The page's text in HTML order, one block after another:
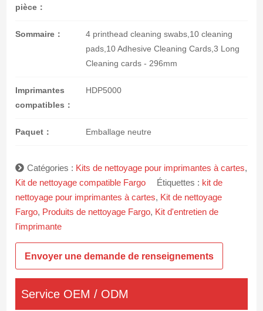
pièce：
Sommaire：
4 printhead cleaning swabs,10 cleaning
pads,10 Adhesive Cleaning Cards,3 Long
Cleaning cards - 296mm
Imprimantes
compatibles：
HDP5000
Paquet： Emballage neutre
Catégories : Kits de nettoyage pour imprimantes à cartes,
Kit de nettoyage compatible Fargo
Étiquettes : kit de
nettoyage pour imprimantes à cartes, Kit de nettoyage
Fargo, Produits de nettoyage Fargo, Kit d'entretien de
l'imprimante
Envoyer une demande de renseignements
Service OEM / ODM